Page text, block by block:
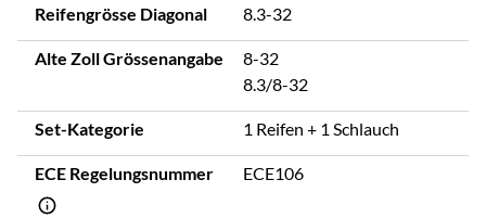
Reifengrösse Diagonal 8.3-32
Alte Zoll Grössenangabe
8-32
8.3/8-32
Set-Kategorie 1 Reifen + 1 Schlauch
ECE Regelungsnummer ECE106